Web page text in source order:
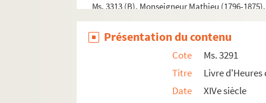
Ms. 3313 (B). Monseigneur Mathieu (1796-
Ms. 3314 (C). Boyer-Fonfrède, papiers
Ms. 3315 (B). Monsieur Savene jeune, lettre à
Ms. 3316 (B). « Maréchal Ministre Secrétaire
Ms. 3317 (C). Association toulousaine de
Ms. 3318 (B). « Les présidens trésoriers
Présentation du contenu
Cote
Ms. 3291
Titre
Livre
Date
XIVe siècle